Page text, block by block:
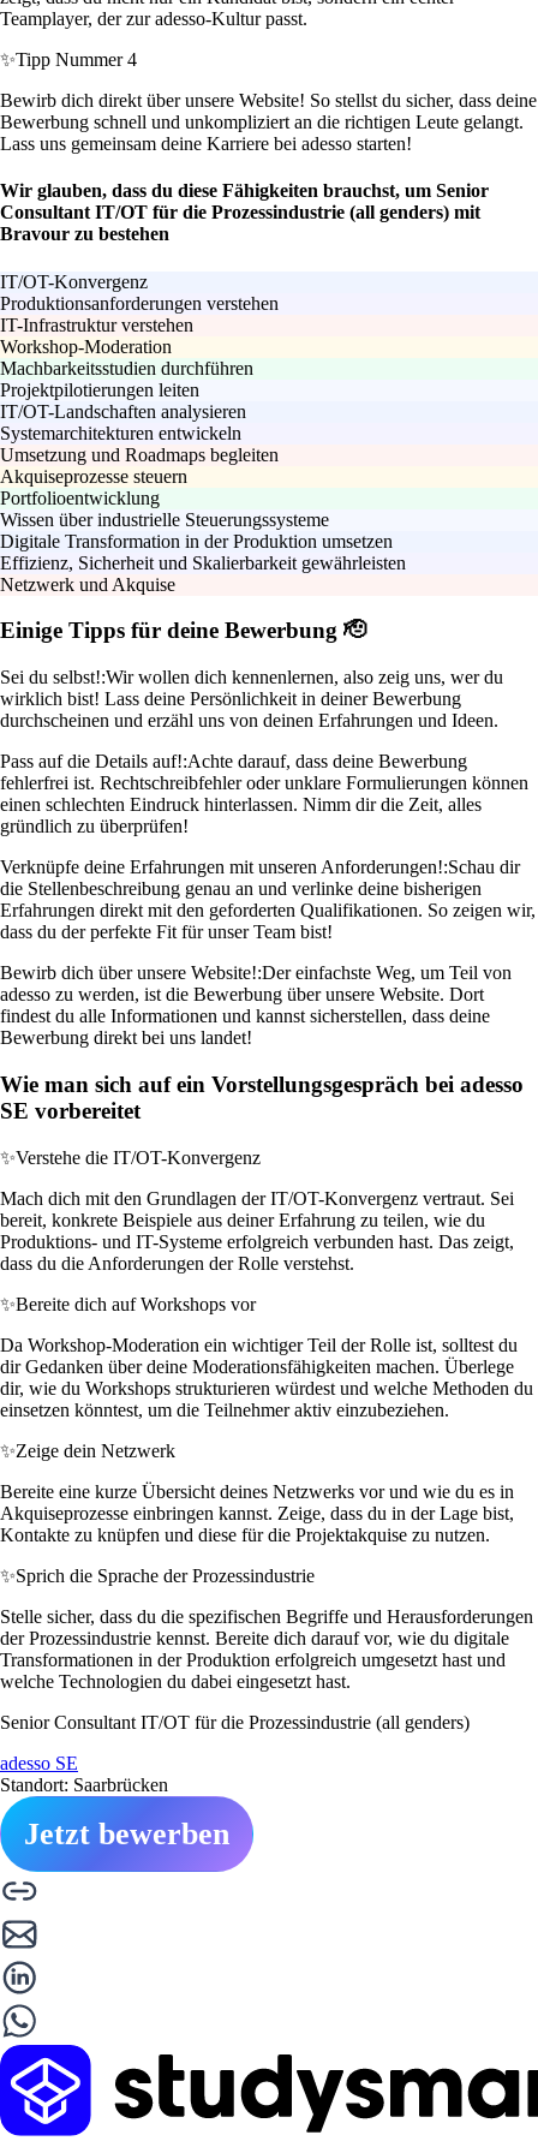
Teamplayer, der zur adesso-Kultur passt.
✨Tipp Nummer 4
Bewirb dich direkt über unsere Website! So stellst du sicher, dass deine
Bewerbung schnell und unkompliziert an die richtigen Leute gelangt.
Lass uns gemeinsam deine Karriere bei adesso starten!
Wir glauben, dass du diese Fähigkeiten brauchst, um Senior
Consultant IT/OT für die Prozessindustrie (all genders) mit
Bravour zu bestehen
IT/OT-Konvergenz
Produktionsanforderungen verstehen
IT-Infrastruktur verstehen
Workshop-Moderation
Machbarkeitsstudien durchführen
Projektpilotierungen leiten
IT/OT-Landschaften analysieren
Systemarchitekturen entwickeln
Umsetzung und Roadmaps begleiten
Akquiseprozesse steuern
Portfolioentwicklung
Wissen über industrielle Steuerungssysteme
Digitale Transformation in der Produktion umsetzen
Effizienz, Sicherheit und Skalierbarkeit gewährleisten
Netzwerk und Akquise
Einige Tipps für deine Bewerbung 🫡
Sei du selbst!:Wir wollen dich kennenlernen, also zeig uns, wer du
wirklich bist! Lass deine Persönlichkeit in deiner Bewerbung
durchscheinen und erzähl uns von deinen Erfahrungen und Ideen.
Pass auf die Details auf!:Achte darauf, dass deine Bewerbung
fehlerfrei ist. Rechtschreibfehler oder unklare Formulierungen können
einen schlechten Eindruck hinterlassen. Nimm dir die Zeit, alles
gründlich zu überprüfen!
Verknüpfe deine Erfahrungen mit unseren Anforderungen!:Schau dir
die Stellenbeschreibung genau an und verlinke deine bisherigen
Erfahrungen direkt mit den geforderten Qualifikationen. So zeigen wir,
dass du der perfekte Fit für unser Team bist!
Bewirb dich über unsere Website!:Der einfachste Weg, um Teil von
adesso zu werden, ist die Bewerbung über unsere Website. Dort
findest du alle Informationen und kannst sicherstellen, dass deine
Bewerbung direkt bei uns landet!
Wie man sich auf ein Vorstellungsgespräch bei adesso
SE vorbereitet
✨Verstehe die IT/OT-Konvergenz
Mach dich mit den Grundlagen der IT/OT-Konvergenz vertraut. Sei
bereit, konkrete Beispiele aus deiner Erfahrung zu teilen, wie du
Produktions- und IT-Systeme erfolgreich verbunden hast. Das zeigt,
dass du die Anforderungen der Rolle verstehst.
✨Bereite dich auf Workshops vor
Da Workshop-Moderation ein wichtiger Teil der Rolle ist, solltest du
dir Gedanken über deine Moderationsfähigkeiten machen. Überlege
dir, wie du Workshops strukturieren würdest und welche Methoden du
einsetzen könntest, um die Teilnehmer aktiv einzubeziehen.
✨Zeige dein Netzwerk
Bereite eine kurze Übersicht deines Netzwerks vor und wie du es in
Akquiseprozesse einbringen kannst. Zeige, dass du in der Lage bist,
Kontakte zu knüpfen und diese für die Projektakquise zu nutzen.
✨Sprich die Sprache der Prozessindustrie
Stelle sicher, dass du die spezifischen Begriffe und Herausforderungen
der Prozessindustrie kennst. Bereite dich darauf vor, wie du digitale
Transformationen in der Produktion erfolgreich umgesetzt hast und
welche Technologien du dabei eingesetzt hast.
Senior Consultant IT/OT für die Prozessindustrie (all genders)
adesso SE
Standort: Saarbrücken
Jetzt bewerben